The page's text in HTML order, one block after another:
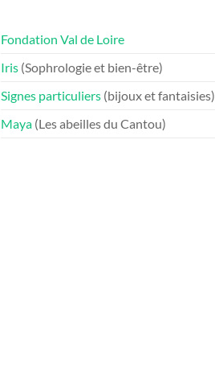
Fondation Val de Loire
Iris (Sophrologie et bien-être)
Signes particuliers (bijoux et fantaisies)
Maya (Les abeilles du Cantou)